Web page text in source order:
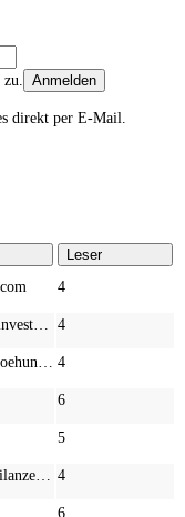
zu. Anmelden
direkt per E-Mail.
Leser
4
4
4
6
5
4
6